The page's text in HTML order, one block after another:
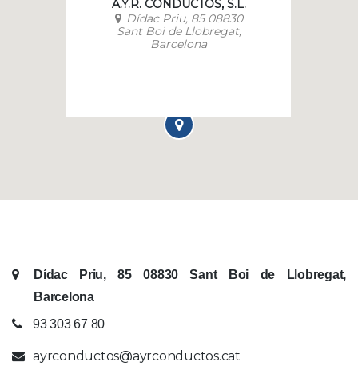
A.Y.R. CONDUCTOS, S.L.
Dídac Priu, 85 08830
Sant Boi de Llobregat,
Barcelona
Dídac Priu, 85 08830 Sant Boi de Llobregat,
Barcelona
93 303 67 80
ayrconductos@ayrconductos.cat